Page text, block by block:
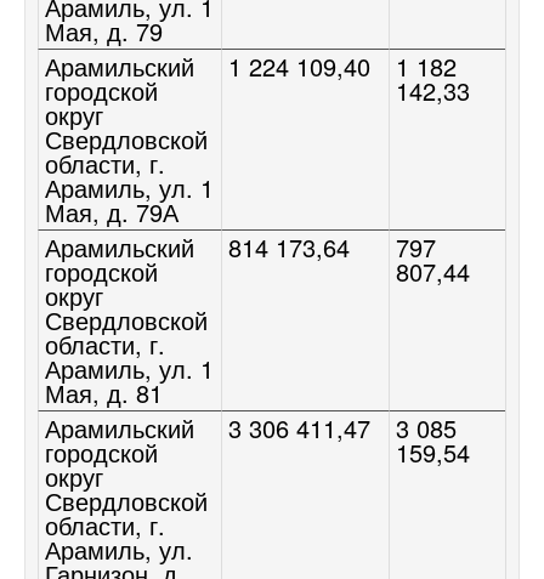
Мая, д. 79
Арамильский
городской
округ
Свердловской
области, г.
Арамиль, ул. 1
Мая, д. 79А
1 224 109,40 1 182
142,33
Арамильский
городской
округ
Свердловской
области, г.
Арамиль, ул. 1
Мая, д. 81
814 173,64 797
807,44
Арамильский
городской
округ
Свердловской
области, г.
Арамиль, ул.
3 306 411,47 3 085
159,54